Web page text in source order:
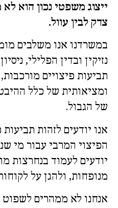
ייצוג משפטי נכון הוא
צדק לבין עוול.
במשרדנו אנו משלבים
נזיקין ובדין הפלילי,
תביעות פיצויים
ומציאותית של כלל
של הגבול.
אנו יודעים לזהות
הפיצוי המרבי עבור מי
יודעים לעמוד בנחרצות
מנופחות, ולהגן על
אנחנו לא ממהרים לשפוט